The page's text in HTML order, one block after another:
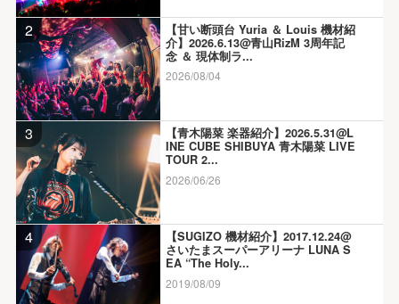
2
【甘い断頭台 Yuria ＆ Louis 機材紹
介】2026.6.13@青山RizM 3周年記
念 ＆ 現体制ラ...
2026/08/04
3
【青木陽菜 楽器紹介】2026.5.31@L
INE CUBE SHIBUYA 青木陽菜 LIVE
TOUR 2...
2026/06/26
4
【SUGIZO 機材紹介】2017.12.24@
さいたまスーパーアリーナ LUNA S
EA “The Holy...
2019/08/09